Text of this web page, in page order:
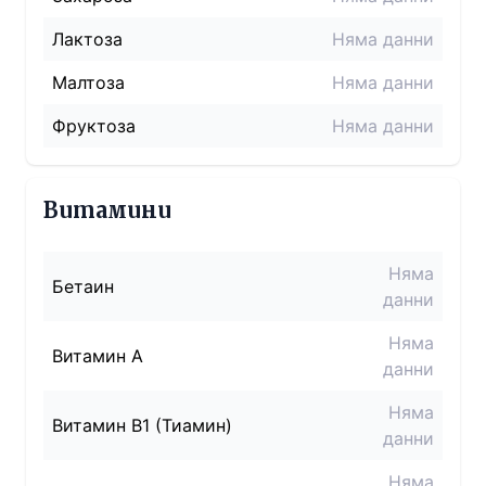
Лактоза
Няма данни
Малтоза
Няма данни
Фруктоза
Няма данни
Витамини
Бетаин
Няма
данни
Витамин A
Няма
данни
Витамин B1 (Тиамин)
Няма
данни
Няма